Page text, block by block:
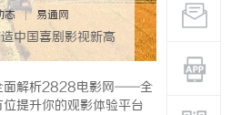
态 | 易通网
中国喜剧影视新高
创新典范
面解析2828电影网——全
位提升你的观影体验平台